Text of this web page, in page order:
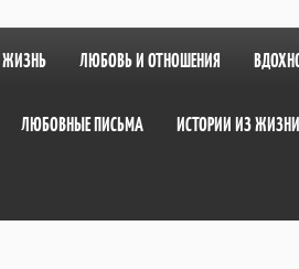
ЖИЗНЬ ЛЮБОВЬ И ОТНОШЕНИЯ
ЛЮБОВНЫЕ ПИСЬМА ИСТОРИИ ИЗ ЖИЗНИ